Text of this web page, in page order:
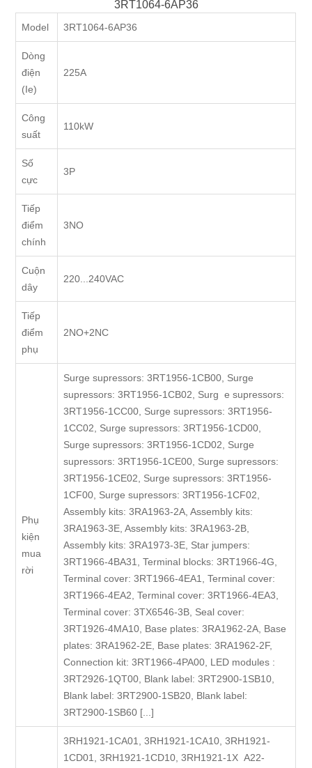
3RT1064-6AP36
Model 3RT1064-6AP36
Dòng
điện
(Ie)
225A
Công
suất
110kW
Số
cực
3P
Tiếp
điểm
chính
3NO
Cuộn
dây
220...240VAC
Tiếp
điểm
phụ
2NO+2NC
Phụ
kiện
mua
rời
Surge supressors: 3RT1956-1CB00, Surge
supressors: 3RT1956-1CB02, Surg e supressors:
3RT1956-1CC00, Surge supressors: 3RT1956-
1CC02, Surge supressors: 3RT1956-1CD00,
Surge supressors: 3RT1956-1CD02, Surge
supressors: 3RT1956-1CE00, Surge supressors:
3RT1956-1CE02, Surge supressors: 3RT1956-
1CF00, Surge supressors: 3RT1956-1CF02,
Assembly kits: 3RA1963-2A, Assembly kits:
3RA1963-3E, Assembly kits: 3RA1963-2B,
Assembly kits: 3RA1973-3E, Star jumpers:
3RT1966-4BA31, Terminal blocks: 3RT1966-4G,
Terminal cover: 3RT1966-4EA1, Terminal cover:
3RT1966-4EA2, Terminal cover: 3RT1966-4EA3,
Terminal cover: 3TX6546-3B, Seal cover:
3RT1926-4MA10, Base plates: 3RA1962-2A, Base
plates: 3RA1962-2E, Base plates: 3RA1962-2F,
Connection kit: 3RT1966-4PA00, LED modules :
3RT2926-1QT00, Blank label: 3RT2900-1SB10,
Blank label: 3RT2900-1SB20, Blank label:
3RT2900-1SB60 [...]
3RH1921-1CA01, 3RH1921-1CA10, 3RH1921-
1CD01, 3RH1921-1CD10, 3RH1921-1X A22-